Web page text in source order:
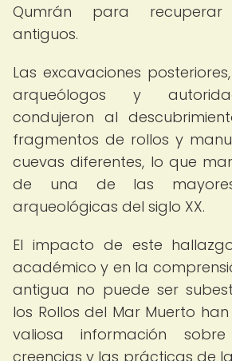
Qumrán para
antiguos.
Las excavaciones
arqueólogos y
condujeron al
fragmentos de rollos y
cuevas diferentes, lo que
de una de las mayores
arqueológicas del siglo XX.
El impacto de este
académico y en la
antigua no puede ser
los Rollos del Mar Muerto
valiosa información
creencias y las prácticas de